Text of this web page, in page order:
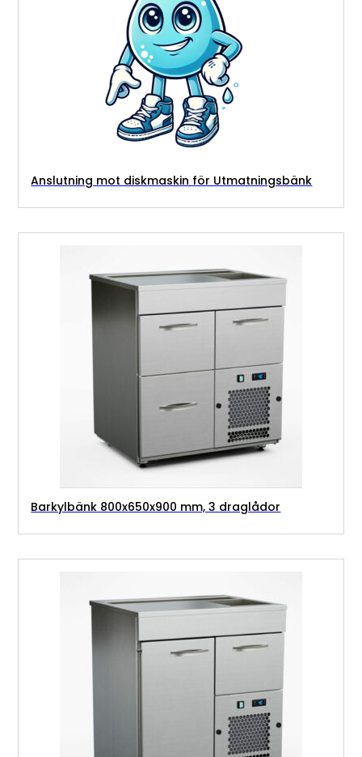
Anslutning mot diskmaskin för Utmatningsbänk
Barkylbänk 800x650x900 mm, 3 draglådor